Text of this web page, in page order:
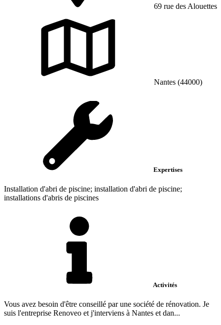
69 rue des Alouettes
Nantes (44000)
Expertises
Installation d'abri de piscine; installation d'abri de piscine;
installations d'abris de piscines
Activités
Vous avez besoin d'être conseillé par une société de rénovation. Je
suis l'entreprise Renoveo et j'interviens à Nantes et dan...